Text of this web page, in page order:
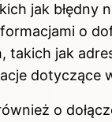
jak błędny
o
takich jak
dotyczące
o